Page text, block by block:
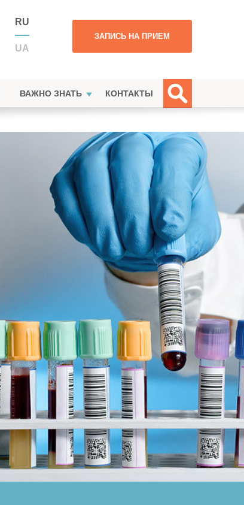
RU
UA
ВАЖНО ЗНАТЬ КОНТАКТЫ
ЗАПИСЬ НА ПРИЕМ